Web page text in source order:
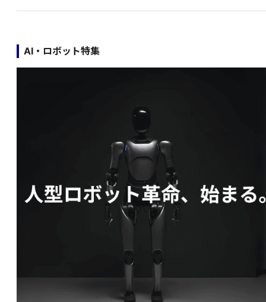
AI・ロボット特集